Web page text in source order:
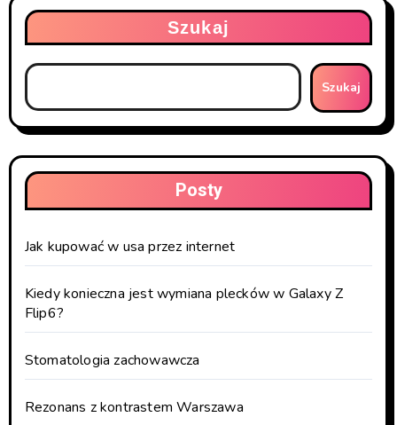
Szukaj
Szukaj
Posty
Jak kupować w usa przez internet
Kiedy konieczna jest wymiana plecków w Galaxy Z
Flip6?
Stomatologia zachowawcza
Rezonans z kontrastem Warszawa